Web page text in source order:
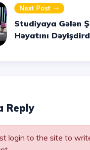
Next Post
Studiyaya Gələn
Həyatını
Reply
login to the site to